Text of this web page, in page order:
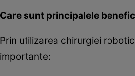
Care sunt principalele
Prin utilizarea chirurgiei
importante: